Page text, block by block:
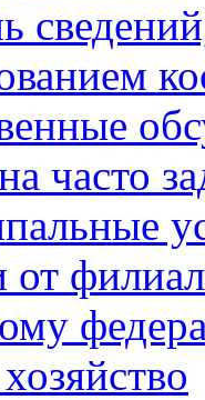
часто
от